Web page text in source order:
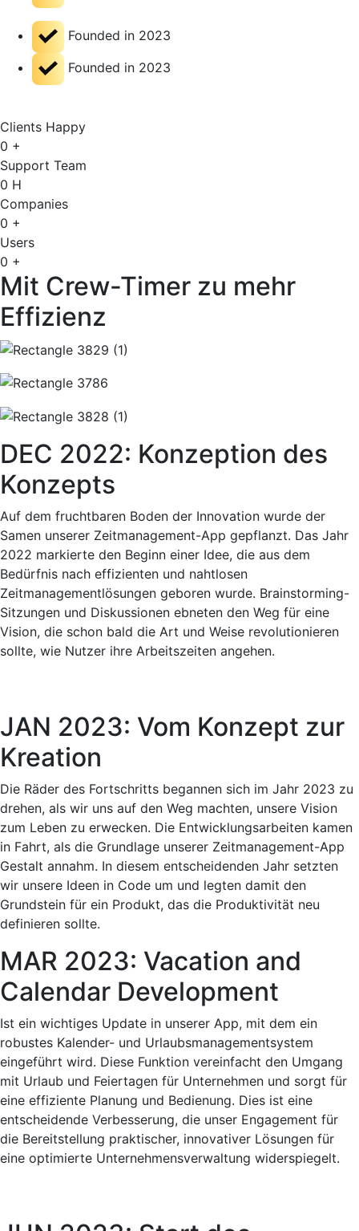
Founded in 2023
Founded in 2023
Clients Happy
0 +
Support Team
0 H
Companies
0 +
Users
0 +
Mit Crew-Timer zu mehr
Effizienz
DEC 2022: Konzeption des
Konzepts
Auf dem fruchtbaren Boden der Innovation wurde der
Samen unserer Zeitmanagement-App gepflanzt. Das Jahr
2022 markierte den Beginn einer Idee, die aus dem
Bedürfnis nach effizienten und nahtlosen
Zeitmanagementlösungen geboren wurde. Brainstorming-
Sitzungen und Diskussionen ebneten den Weg für eine
Vision, die schon bald die Art und Weise revolutionieren
sollte, wie Nutzer ihre Arbeitszeiten angehen.
JAN 2023: Vom Konzept zur
Kreation
Die Räder des Fortschritts begannen sich im Jahr 2023 zu
drehen, als wir uns auf den Weg machten, unsere Vision
zum Leben zu erwecken. Die Entwicklungsarbeiten kamen
in Fahrt, als die Grundlage unserer Zeitmanagement-App
Gestalt annahm. In diesem entscheidenden Jahr setzten
wir unsere Ideen in Code um und legten damit den
Grundstein für ein Produkt, das die Produktivität neu
definieren sollte.
MAR 2023: Vacation and
Calendar Development
Ist ein wichtiges Update in unserer App, mit dem ein
robustes Kalender- und Urlaubsmanagementsystem
eingeführt wird. Diese Funktion vereinfacht den Umgang
mit Urlaub und Feiertagen für Unternehmen und sorgt für
eine effiziente Planung und Bedienung. Dies ist eine
entscheidende Verbesserung, die unser Engagement für
die Bereitstellung praktischer, innovativer Lösungen für
eine optimierte Unternehmensverwaltung widerspiegelt.